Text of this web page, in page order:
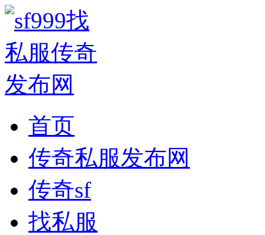
首页
传奇私服发布网
传奇sf
找私服